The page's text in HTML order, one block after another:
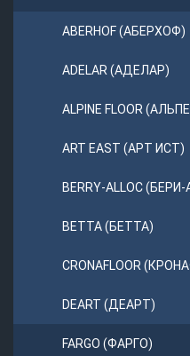
ABERHOF (АБЕРХОФ)
ADELAR (АДЕЛАР)
ALPINE FLOOR
ART EAST (АРТ ИСТ)
BERRY-ALLOC
BETTA (БЕТТА)
CRONAFLOOR
DEART (ДЕАРТ)
FARGO (ФАРГО)